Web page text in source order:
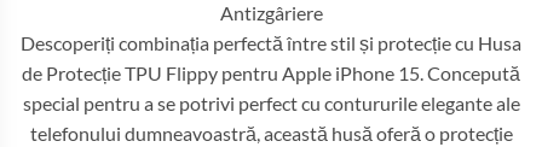
Antizgâriere
Descoperiți combinația perfectă între stil și protecție cu Husa
de Protecție TPU Flippy pentru Apple iPhone 15. Concepută
special pentru a se potrivi perfect cu contururile elegante ale
telefonului dumneavoastră, această husă oferă o protecție